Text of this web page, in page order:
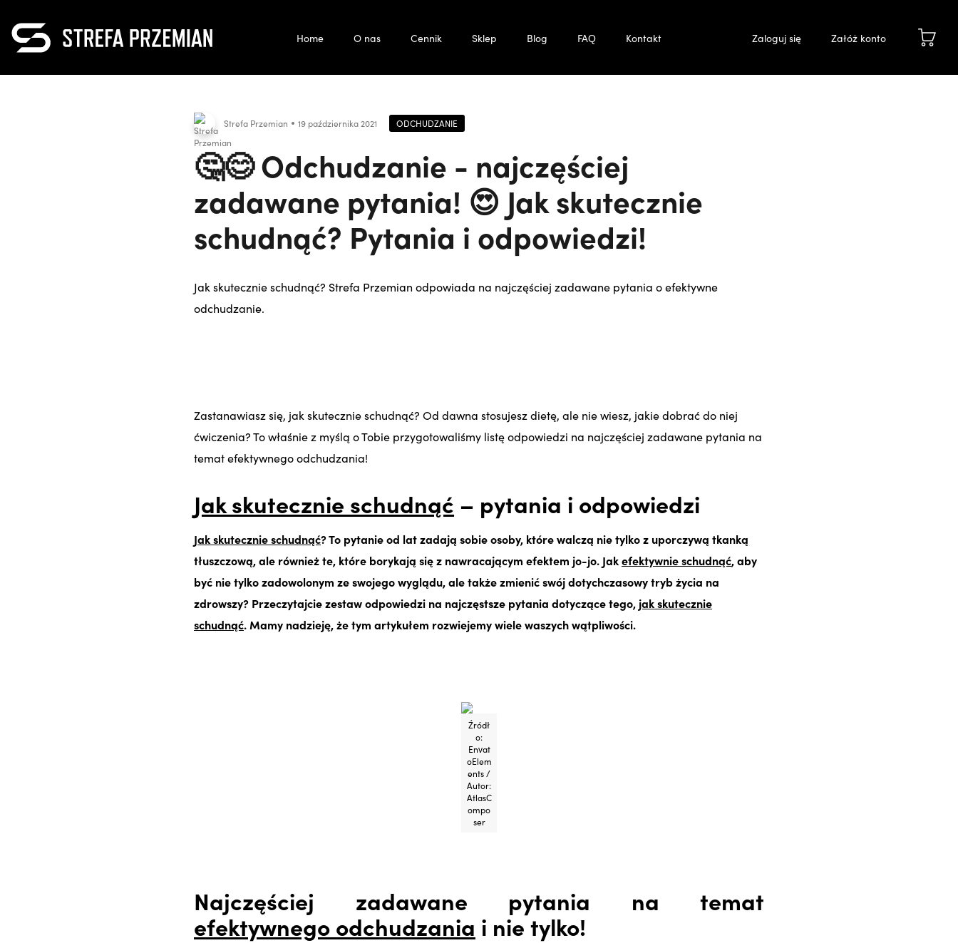
Home O nas Cennik Sklep Blog FAQ Kontakt Zaloguj się Załóż konto
Strefa Przemian 19 października 2021 ODCHUDZANIE
🤔😊 Odchudzanie - najczęściej
zadawane pytania! 😍 Jak skutecznie
schudnąć? Pytania i odpowiedzi!
Jak skutecznie schudnąć? Strefa Przemian odpowiada na najczęściej zadawane pytania o efektywne
odchudzanie.
Zastanawiasz się, jak skutecznie schudnąć? Od dawna stosujesz dietę, ale nie wiesz, jakie dobrać do niej
ćwiczenia? To właśnie z myślą o Tobie przygotowaliśmy listę odpowiedzi na najczęściej zadawane pytania na
temat efektywnego odchudzania!
Jak skutecznie schudnąć – pytania i odpowiedzi
Jak skutecznie schudnąć? To pytanie od lat zadają sobie osoby, które walczą nie tylko z uporczywą tkanką
tłuszczową, ale również te, które borykają się z nawracającym efektem jo-jo. Jakefektywnie schudnąć, aby
być nie tylko zadowolonym ze swojego wyglądu, ale także zmienić swój dotychczasowy tryb życia na
zdrowszy? Przeczytajcie zestaw odpowiedzi na najczęstsze pytania dotyczące tego, jak skutecznie
schudnąć. Mamy nadzieję, że tym artykułem rozwiejemy wiele waszych wątpliwości.
Źródł
o:
Envat
oElem
ents /
Autor:
AtlasC
ompo
ser
Najczęściej zadawane pytania na temat
efektywnego odchudzania i nie tylko!